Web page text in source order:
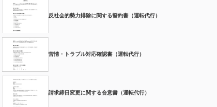
反社会的勢力排除に関する誓約書（運転代行）
苦情・トラブル対応確認書（運転代行）
請求締日変更に関する合意書（運転代行）